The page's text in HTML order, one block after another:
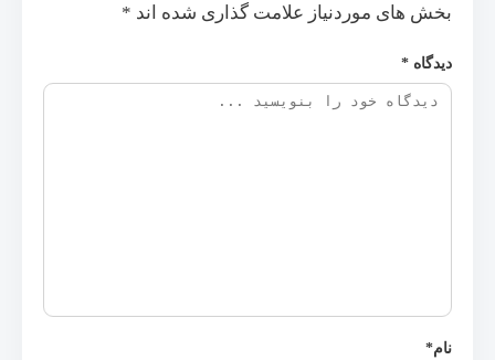
بخش های موردنیاز علامت گذاری شده اند *
دیدگاه *
نام*